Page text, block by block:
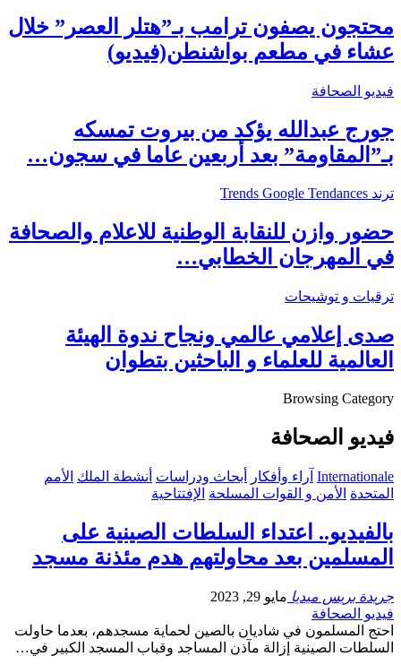
محتجون يصفون ترامب بـ”هتلر العصر” خلال
عشاء في مطعم بواشنطن(فيديو)
فيديو الصحافة
جورج عبدالله يؤكد من بيروت تمسكه
بـ”المقاومة” بعد أربعين عاما في سجون…
ترند Trends Google Tendances
حضور وازن للنقابة الوطنية للاعلام والصحافة
في المهرجان الخطابي…
ترقيات و توشيحات
صدى إعلامي عالمي ونجاح ندوة الهيئة
العالمية للعلماء و الباحثين بتطوان
Browsing Category
فيديو الصحافة
Internationale آراء وأفكار أبحاث ودراسات أنشطة الملك الأمم
المتحدة الأمن و القوات المسلحة الإفتتاحية
بالفيديو.. اعتداء السلطات الصينية على
المسلمين بعد محاولتهم هدم مئذنة مسجد
جريدة بريس ميديا مايو 29, 2023
فيديو الصحافة
احتج المسلمون في شاديان بالصين لحماية مسجدهم، بعدما حاولت
السلطات الصينية إزالة مآذن المساجد وقباب المسجد الكبير في…